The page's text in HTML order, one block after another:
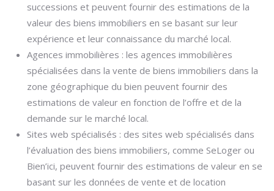
successions et peuvent fournir des estimations de la
valeur des biens immobiliers en se basant sur leur
expérience et leur connaissance du marché local.
Agences immobilières : les agences immobilières
spécialisées dans la vente de biens immobiliers dans la
zone géographique du bien peuvent fournir des
estimations de valeur en fonction de l’offre et de la
demande sur le marché local.
Sites web spécialisés : des sites web spécialisés dans
l’évaluation des biens immobiliers, comme SeLoger ou
Bien’ici, peuvent fournir des estimations de valeur en se
basant sur les données de vente et de location